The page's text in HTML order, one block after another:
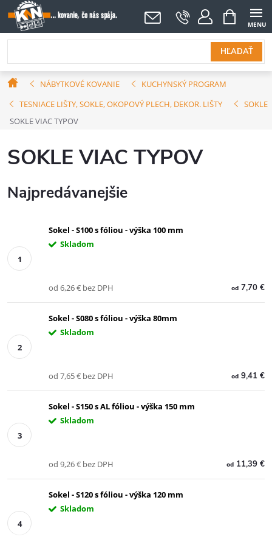
Prejsť
na
obsah
HĽADAŤ
NÁKUPNÝ
KOŠÍK
DomovNÁBYTKOVÉ KOVANIE
KUCHYNSKÝ PROGRAM
TESNIACE LIŠTY, SOKLE, OKOPOVÝ PLECH, DEKOR. LIŠTY
SOKLE
SOKLE VIAC TYPOV
SOKLE VIAC TYPOV
Najpredávanejšie
Sokel - S100 s fóliou - výška 100 mm
Skladom
od7,70 €
od 6,26 € bez DPH
Sokel - S080 s fóliou - výška 80mm
Skladom
od9,41 €
od 7,65 € bez DPH
Sokel - S150 s AL fóliou - výška 150 mm
Skladom
od11,39 €
od 9,26 € bez DPH
Sokel - S120 s fóliou - výška 120 mm
Skladom